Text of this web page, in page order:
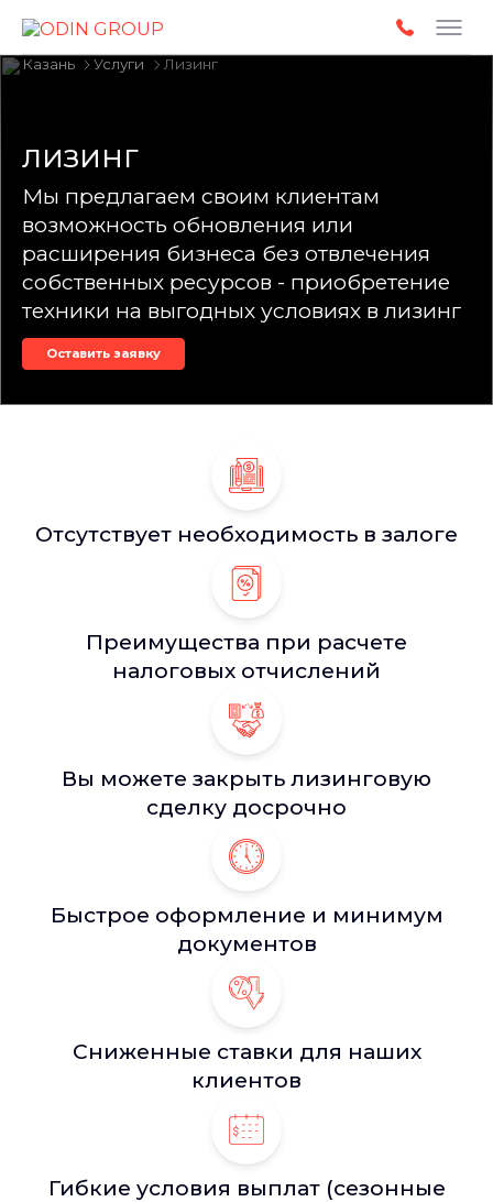
Slideshow Items
Казань Услуги Лизинг
ЛИЗИНГ
Мы предлагаем своим клиентам
возможность обновления или
расширения бизнеса без отвлечения
собственных ресурсов - приобретение
техники на выгодных условиях в лизинг
Оставить заявку
Отсутствует необходимость в залоге
Преимущества при расчете
налоговых отчислений
Вы можете закрыть лизинговую
сделку досрочно
Быстрое оформление и минимум
документов
Сниженные ставки для наших
клиентов
Гибкие условия выплат (сезонные